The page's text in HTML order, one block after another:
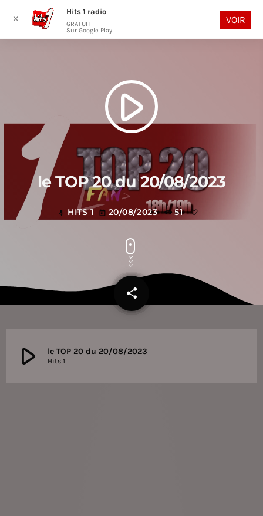
play_arrow
play_arrow
le TOP 20 du 20/08/2023
mic HITS 1 today 20/08/2023 51
share
email
play_arrow le TOP 20 du 20/08/2023
Hits 1
✕
Hits 1 radio
GRATUIT
Sur Google Play
VOIR